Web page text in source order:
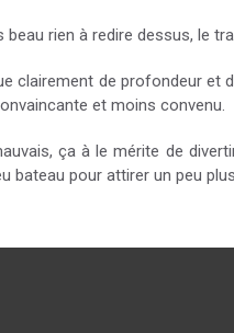
beau rien à redire dessus, le
clairement de profondeur et
et moins convenu.
ça à le mérite de
bateau pour attirer un peu